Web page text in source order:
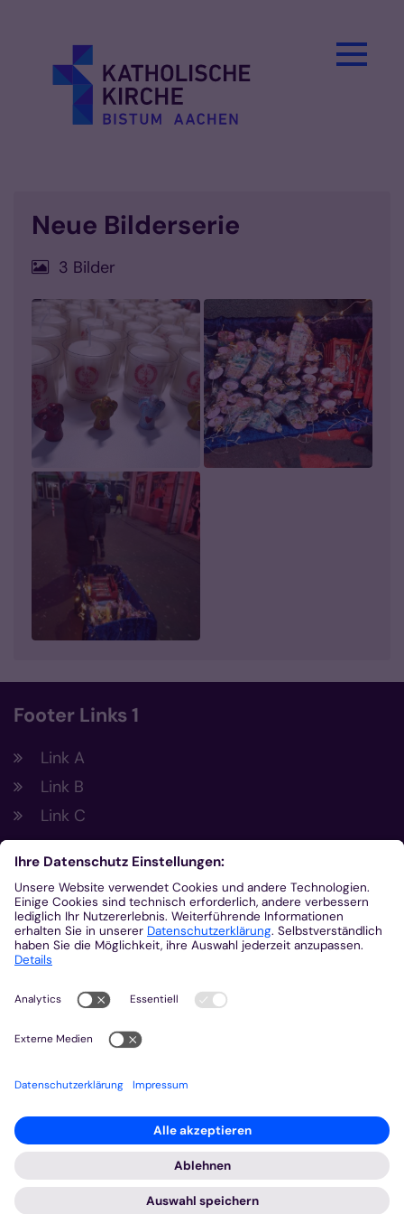
Neue Bilderserie
3 Bilder
Footer Links 1
Link A
Link B
Link C
Footer Links 2
Link A
Link B
Link C
Kontakt
Gemeinsam.Vernetzt.Digital
Domplatz
55116 Mainz
© Bistum Aachen
Impressum